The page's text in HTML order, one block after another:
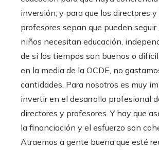
inversión; y para que los directores y
profesores sepan que pueden
niños necesitan educación,
de si los tiempos son buenos o
en la media de la OCDE, no
cantidades. Para nosotros es muy
invertir en el desarrollo profesional
directores y profesores. Y hay que
la financiación y el esfuerzo son
Atraemos a gente buena que esté